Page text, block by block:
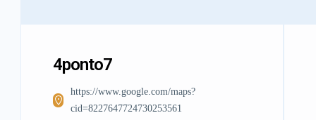
4ponto7
https://www.google.com/maps?
cid=8227647724730253561